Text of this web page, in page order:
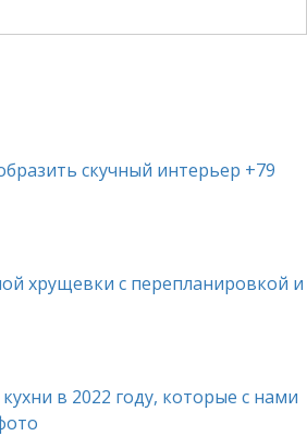
скучный интерьер +79
хрущевки с перепланировкой и
в 2022 году, которые с нами